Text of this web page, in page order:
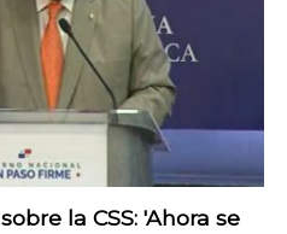
la CSS: 'Ahora se